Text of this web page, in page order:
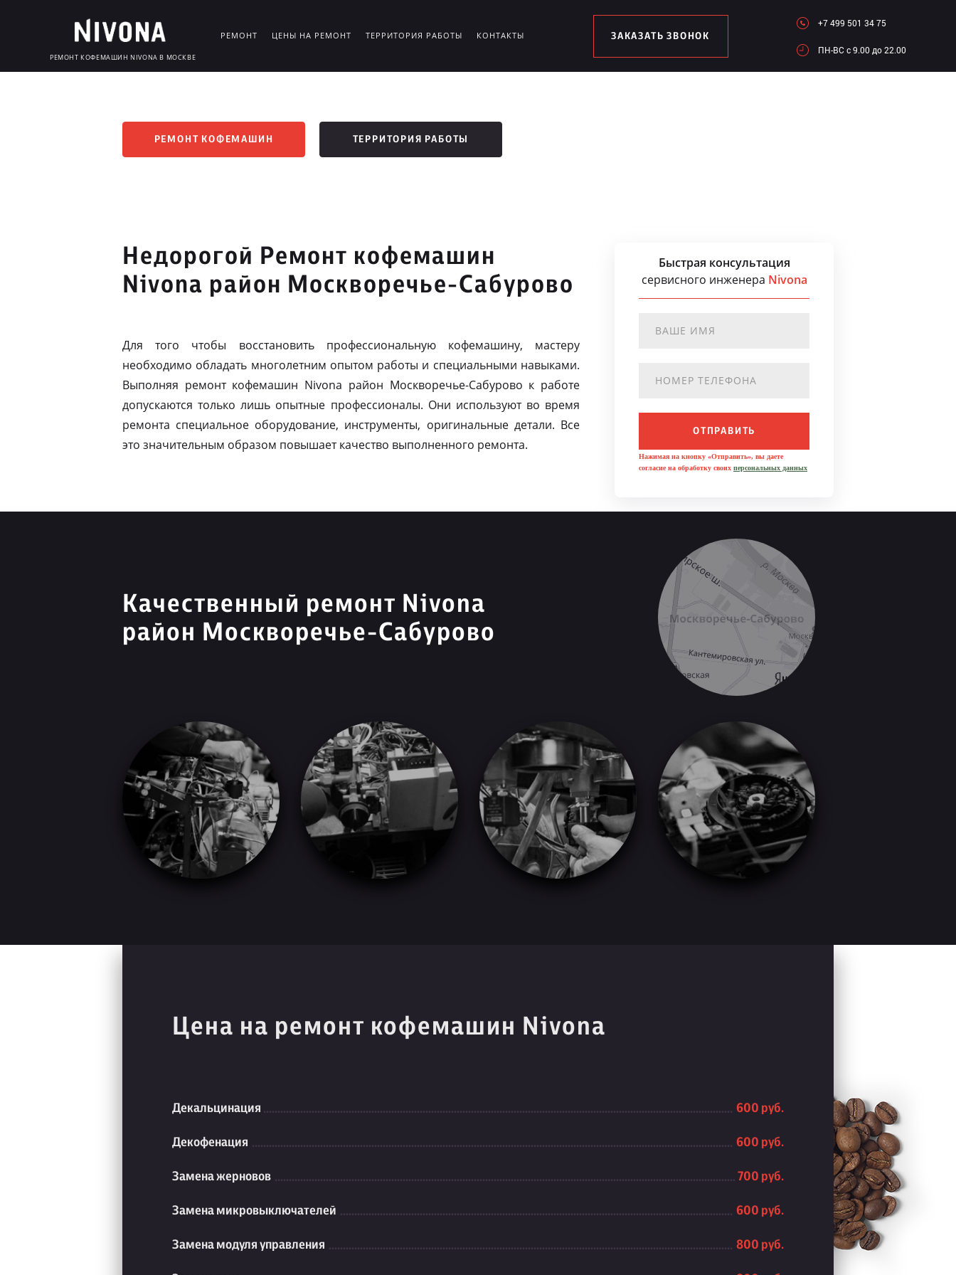
РЕМОНТ КОФЕМАШИН NIVONA В МОСКВЕ
РЕМОНТ ЦЕНЫ НА РЕМОНТ ТЕРРИТОРИЯ РАБОТЫ КОНТАКТЫ ЗАКАЗАТЬ ЗВОНОК
+7 499 501 34 75
ПН-ВC c 9.00 до 22.00
РЕМОНТ КОФЕМАШИН ТЕРРИТОРИЯ РАБОТЫ
Недорогой Ремонт кофемашин
Nivona район Москворечье-Сабурово
Для того чтобы восстановить профессиональную кофемашину, мастеру
необходимо обладать многолетним опытом работы и специальными навыками.
Выполняя ремонт кофемашин Nivona район Москворечье-Сабурово к работе
допускаются только лишь опытные профессионалы. Они используют во время
ремонта специальное оборудование, инструменты, оригинальные детали. Все
это значительным образом повышает качество выполненного ремонта.
Быстрая консультация
сервисного инженера Nivona
ОТПРАВИТЬ
Нажимая на кнопку «Отправить», вы даете
согласие на обработку своих персональных данных
Качественный ремонт Nivona
район Москворечье-Сабурово
Цена на ремонт кофемашин Nivona
Декальцинация 600 руб.
Декофенация 600 руб.
Замена жерновов 700 руб.
Замена микровыключателей 600 руб.
Замена модуля управления 800 руб.